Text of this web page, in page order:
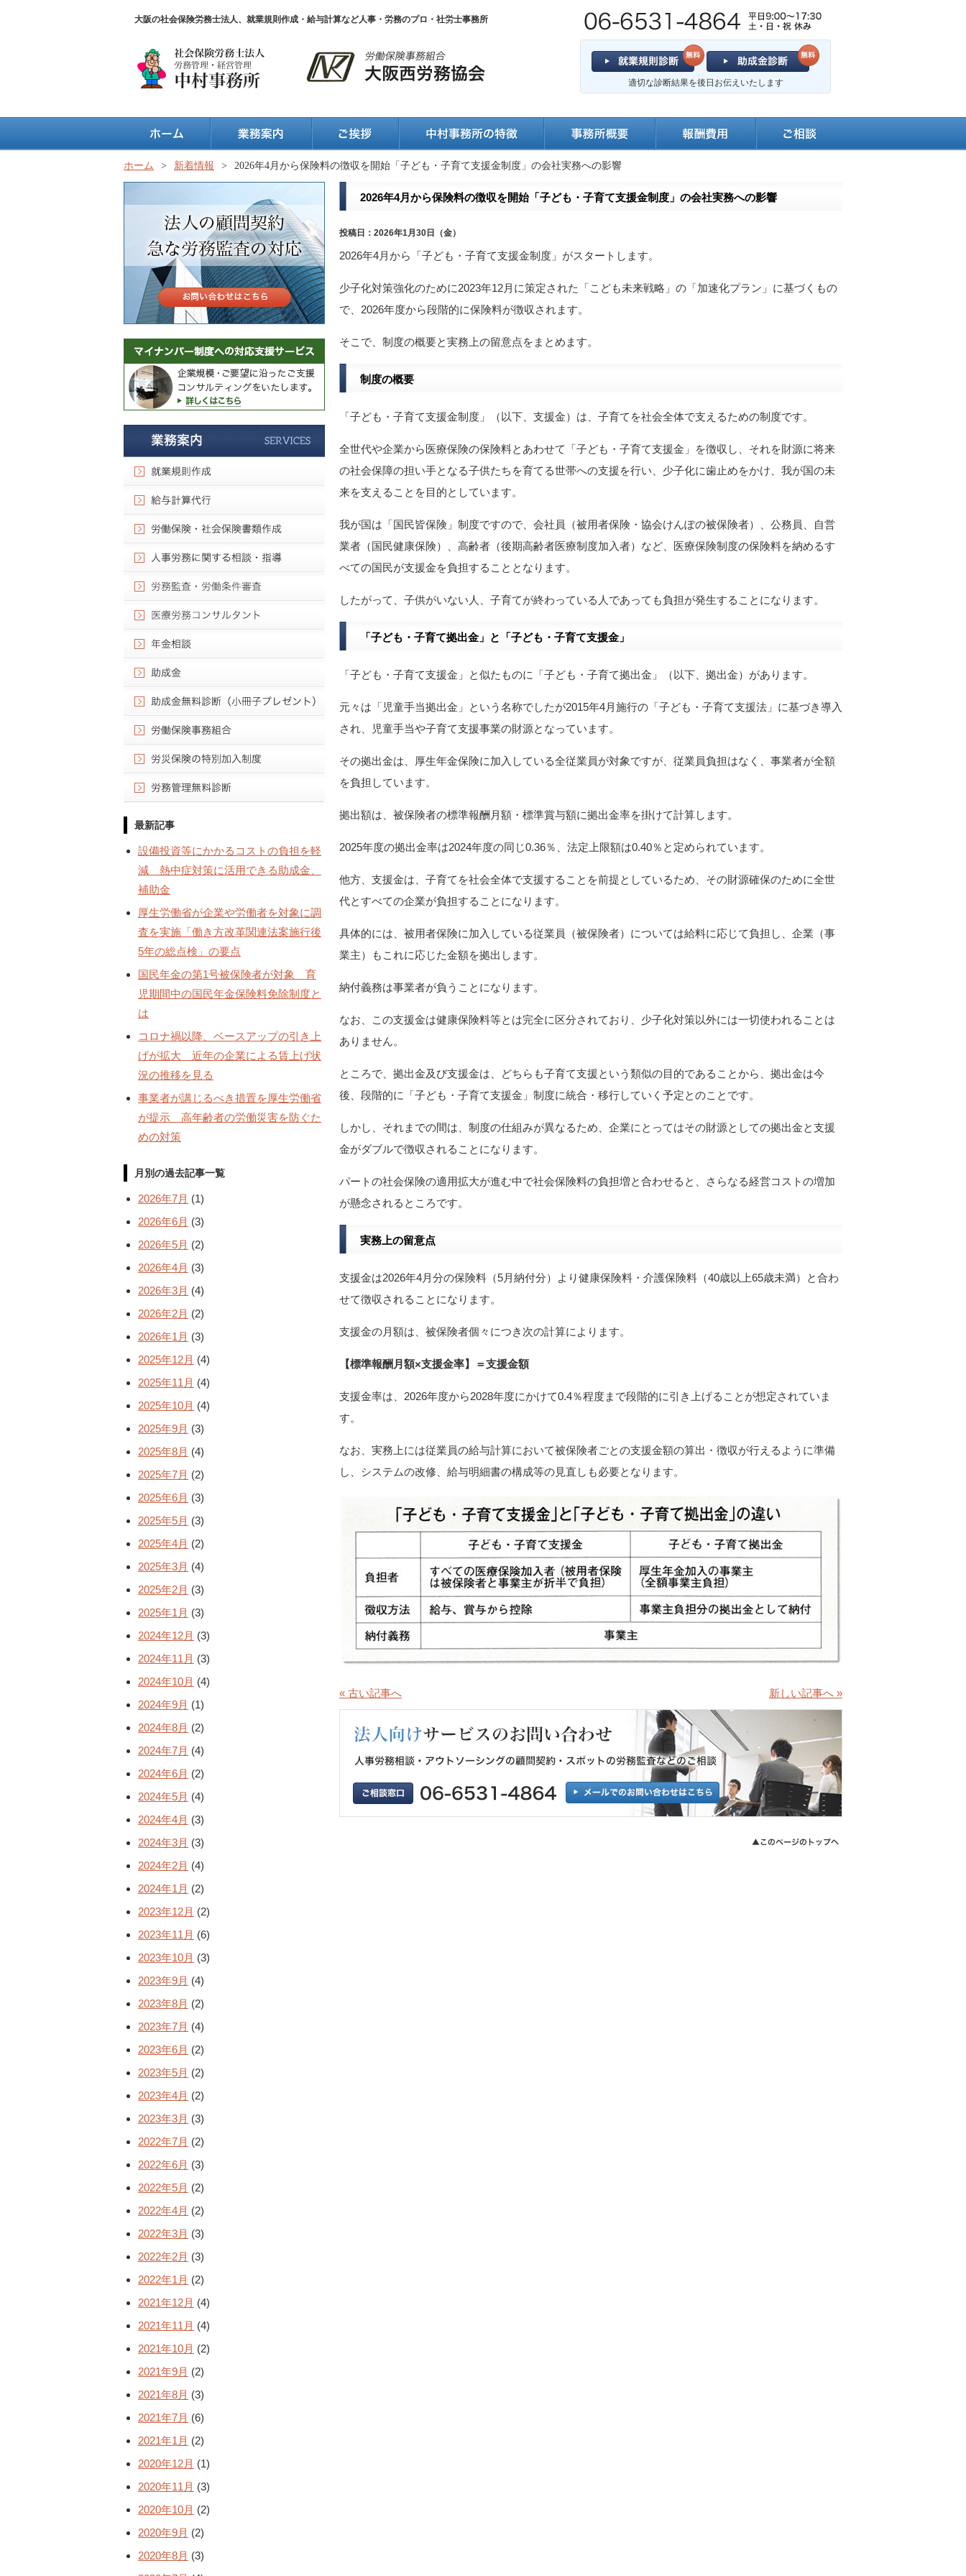
大阪の社会保険労務士法人、就業規則作成・給与計算など人事・労務のプロ・社労士事務所
適切な診断結果を後日お伝えいたします
ホーム > 新着情報 > 2026年4月から保険料の徴収を開始「子ども・子育て支援金制度」の会社実務への影響
2026年4月から保険料の徴収を開始「子ども・子育て支援金制度」の会社実務への影響
投稿日：2026年1月30日（金）
2026年4月から「子ども・子育て支援金制度」がスタートします。
少子化対策強化のために2023年12月に策定された「こども未来戦略」の「加速化プラン」に基づくもの
で、2026年度から段階的に保険料が徴収されます。
そこで、制度の概要と実務上の留意点をまとめます。
制度の概要
「子ども・子育て支援金制度」（以下、支援金）は、子育てを社会全体で支えるための制度です。
全世代や企業から医療保険の保険料とあわせて「子ども・子育て支援金」を徴収し、それを財源に将来
の社会保障の担い手となる子供たちを育てる世帯への支援を行い、少子化に歯止めをかけ、我が国の未
来を支えることを目的としています。
我が国は「国民皆保険」制度ですので、会社員（被用者保険・協会けんぽの被保険者）、公務員、自営
業者（国民健康保険）、高齢者（後期高齢者医療制度加入者）など、医療保険制度の保険料を納めるす
べての国民が支援金を負担することとなります。
したがって、子供がいない人、子育てが終わっている人であっても負担が発生することになります。
「子ども・子育て拠出金」と「子ども・子育て支援金」
「子ども・子育て支援金」と似たものに「子ども・子育て拠出金」（以下、拠出金）があります。
元々は「児童手当拠出金」という名称でしたが2015年4月施行の「子ども・子育て支援法」に基づき導入
され、児童手当や子育て支援事業の財源となっています。
その拠出金は、厚生年金保険に加入している全従業員が対象ですが、従業員負担はなく、事業者が全額
を負担しています。
拠出額は、被保険者の標準報酬月額・標準賞与額に拠出金率を掛けて計算します。
2025年度の拠出金率は2024年度の同じ0.36％、法定上限額は0.40％と定められています。
他方、支援金は、子育てを社会全体で支援することを前提としているため、その財源確保のために全世
代とすべての企業が負担することになります。
具体的には、被用者保険に加入している従業員（被保険者）については給料に応じて負担し、企業（事
業主）もこれに応じた金額を拠出します。
納付義務は事業者が負うことになります。
なお、この支援金は健康保険料等とは完全に区分されており、少子化対策以外には一切使われることは
ありません。
ところで、拠出金及び支援金は、どちらも子育て支援という類似の目的であることから、拠出金は今
後、段階的に「子ども・子育て支援金」制度に統合・移行していく予定とのことです。
しかし、それまでの間は、制度の仕組みが異なるため、企業にとってはその財源としての拠出金と支援
金がダブルで徴収されることになります。
パートの社会保険の適用拡大が進む中で社会保険料の負担増と合わせると、さらなる経営コストの増加
が懸念されるところです。
実務上の留意点
支援金は2026年4月分の保険料（5月納付分）より健康保険料・介護保険料（40歳以上65歳未満）と合わ
せて徴収されることになります。
支援金の月額は、被保険者個々につき次の計算によります。
【標準報酬月額×支援金率】＝支援金額
支援金率は、2026年度から2028年度にかけて0.4％程度まで段階的に引き上げることが想定されていま
す。
なお、実務上には従業員の給与計算において被保険者ごとの支援金額の算出・徴収が行えるように準備
し、システムの改修、給与明細書の構成等の見直しも必要となります。
« 古い記事へ 新しい記事へ »
最新記事
設備投資等にかかるコストの負担を軽
減 熱中症対策に活用できる助成金、
補助金
厚生労働省が企業や労働者を対象に調
査を実施「働き方改革関連法案施行後
5年の総点検」の要点
国民年金の第1号被保険者が対象 育
児期間中の国民年金保険料免除制度と
は
コロナ禍以降、ベースアップの引き上
げが拡大 近年の企業による賃上げ状
況の推移を見る
事業者が講じるべき措置を厚生労働省
が提示 高年齢者の労働災害を防ぐた
めの対策
月別の過去記事一覧
2026年7月 (1)
2026年6月 (3)
2026年5月 (2)
2026年4月 (3)
2026年3月 (4)
2026年2月 (2)
2026年1月 (3)
2025年12月 (4)
2025年11月 (4)
2025年10月 (4)
2025年9月 (3)
2025年8月 (4)
2025年7月 (2)
2025年6月 (3)
2025年5月 (3)
2025年4月 (2)
2025年3月 (4)
2025年2月 (3)
2025年1月 (3)
2024年12月 (3)
2024年11月 (3)
2024年10月 (4)
2024年9月 (1)
2024年8月 (2)
2024年7月 (4)
2024年6月 (2)
2024年5月 (4)
2024年4月 (3)
2024年3月 (3)
2024年2月 (4)
2024年1月 (2)
2023年12月 (2)
2023年11月 (6)
2023年10月 (3)
2023年9月 (4)
2023年8月 (2)
2023年7月 (4)
2023年6月 (2)
2023年5月 (2)
2023年4月 (2)
2023年3月 (3)
2022年7月 (2)
2022年6月 (3)
2022年5月 (2)
2022年4月 (2)
2022年3月 (3)
2022年2月 (3)
2022年1月 (2)
2021年12月 (4)
2021年11月 (4)
2021年10月 (2)
2021年9月 (2)
2021年8月 (3)
2021年7月 (6)
2021年1月 (2)
2020年12月 (1)
2020年11月 (3)
2020年10月 (2)
2020年9月 (2)
2020年8月 (3)